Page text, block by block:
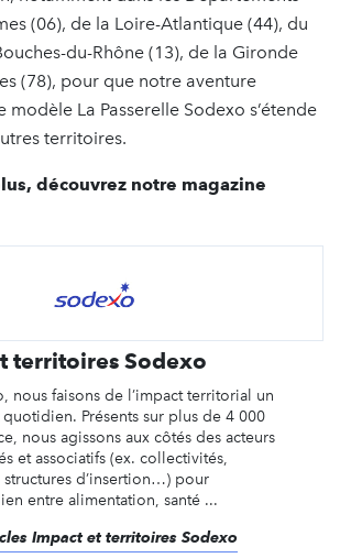
(06), de la Loire-Atlantique (44), du
du-Rhône (13), de la Gironde
(78), pour que notre aventure
modèle La Passerelle Sodexo s’étende
territoires.
découvrez notre magazine
territoires Sodexo
nous faisons de l’impact territorial un
Présents sur plus de 4 000
nous agissons aux côtés des acteurs
et associatifs (ex. collectivités,
d’insertion…) pour
entre alimentation, santé ...
Impact et territoires Sodexo